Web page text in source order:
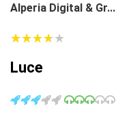
Alperia Digital & Gr...
★★★★★
★★★★★
Luce